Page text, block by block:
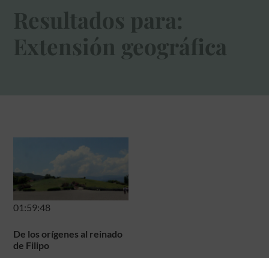
Resultados para:
Extensión geográfica
01:59:48
De los orígenes al reinado
de Filipo